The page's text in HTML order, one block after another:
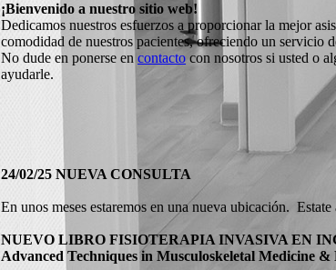
¡Bienvenido a nuestro sitio web!
Dedicamos nuestros esfuerzos a proporcionar la mejor
comodidad de nuestros pacientes, ofreciendo un servicio
No dude en ponerse en contacto con nosotros si usted o
ayudarle.
24/02/25 NUEVA CONSULTA
En unos meses estaremos en una nueva ubicación.
NUEVO LIBRO FISIOTERAPIA INVASIVA EN
Advanced Techniques in Musculoskeletal Medicine &